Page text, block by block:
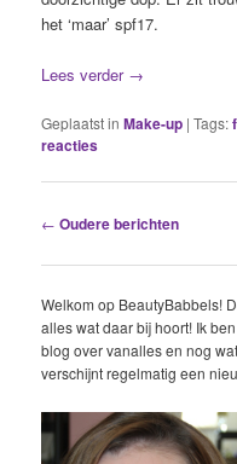
het ‘maar’ spf17.
Lees verder →
Geplaatst in Make-up |Tags:
reacties
Berichtnavigatie
← Oudere berichten
Welkom op BeautyBabbels!
alles wat daar bij hoort! Ik
blog over vanalles en nog
verschijnt regelmatig een